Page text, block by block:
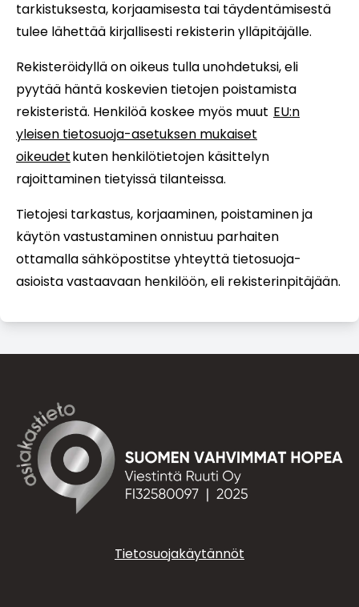
tarkistuksesta, korjaamisesta tai täydentämisestä
tulee lähettää kirjallisesti rekisterin ylläpitäjälle.
Rekisteröidyllä on oikeus tulla unohdetuksi, eli
pyytää häntä koskevien tietojen poistamista
rekisteristä. Henkilöä koskee myös muut EU:n
yleisen tietosuoja-asetuksen mukaiset
oikeudetkuten henkilötietojen käsittelyn
rajoittaminen tietyissä tilanteissa.
Tietojesi tarkastus, korjaaminen, poistaminen ja
käytön vastustaminen onnistuu parhaiten
ottamalla sähköpostitse yhteyttä tietosuoja-
asioista vastaavaan henkilöön, eli rekisterinpitäjään.
Tietosuojakäytännöt